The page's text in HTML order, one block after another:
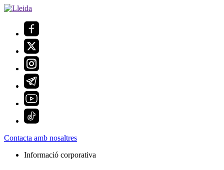
Contacta amb nosaltres
Informació corporativa